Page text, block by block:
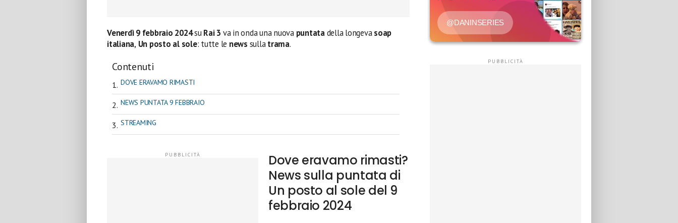
Venerdì 9 febbraio 2024suRai 3 va in onda una nuovapuntatadella longevasoap
italiana, Un posto al sole: tutte le news sullatrama.
Contenuti
DOVE ERAVAMO RIMASTI
NEWS PUNTATA 9 FEBBRAIO
STREAMING
Dove eravamo rimasti?
News sulla puntata di
Un posto al sole del 9
febbraio 2024
@DANINSERIES